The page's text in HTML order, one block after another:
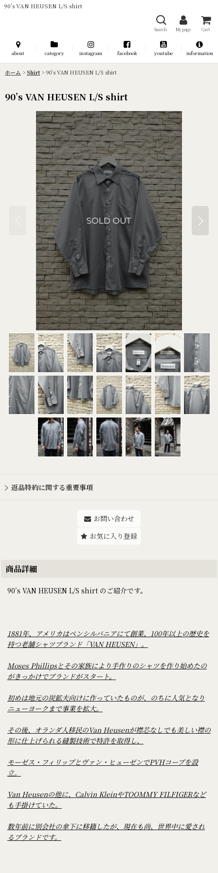
90’s VAN HEUSEN L/S shirt
Search My page Cart
about category instagram facebook youtube information
ホーム > Shirt > 90’s VAN HEUSEN L/S shirt
90’s VAN HEUSEN L/S shirt
返品特約に関する重要事項
お問い合わせ
お気に入り登録
商品詳細
90’s VAN HEUSEN L/S shirt のご紹介です。
1881年、アメリカはペンシルバニアにて創業、100年以上の歴史を
持つ老舗シャツブランド「VAN HEUSEN」。
Moses Phillipsとその家族により手作りのシャツを作り始めたの
がきっかけでブランドがスタート。
初めは地元の炭鉱夫向けに作っていたものが、のちに人気となり
ニューヨークまで事業を拡大。
その後、オランダ人移民のVan Heusenが襟芯なしでも美しい襟の
形に仕上げられる縫製技術で特許を取得し、
モーゼス・フィリップとヴァン・ヒューゼンでPVHコープを設
立。
Van Heusenの他に、Calvin KleinやTOOMMY FILFIGERなど
も手掛けていた。
数年前に別会社の傘下に移籍したが、現在も尚、世界中に愛され
るブランドです。